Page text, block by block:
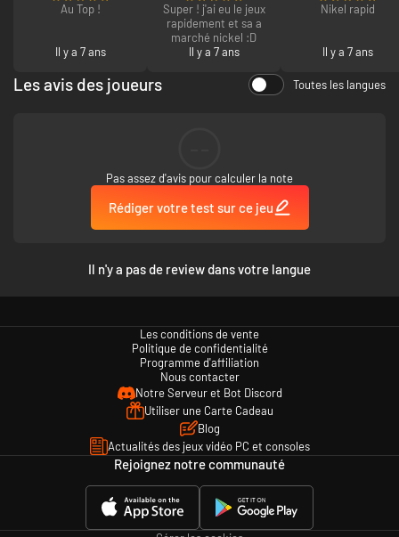
Au Top !
Il y a 7 ans
Super ! j'ai eu le jeux
rapidement et sa a
marché nickel :D
Il y a 7 ans
Nikel rapid
Il y a 7 ans
Les avis des joueurs Toutes les langues
Pas assez d'avis pour calculer la note
Rédiger votre test sur ce jeu
Il n'y a pas de review dans votre langue
Les conditions de vente
Politique de confidentialité
Programme d'affiliation
Nous contacter
Notre Serveur et Bot Discord
Utiliser une Carte Cadeau
Blog
Actualités des jeux vidéo PC et consoles
Rejoignez notre communauté